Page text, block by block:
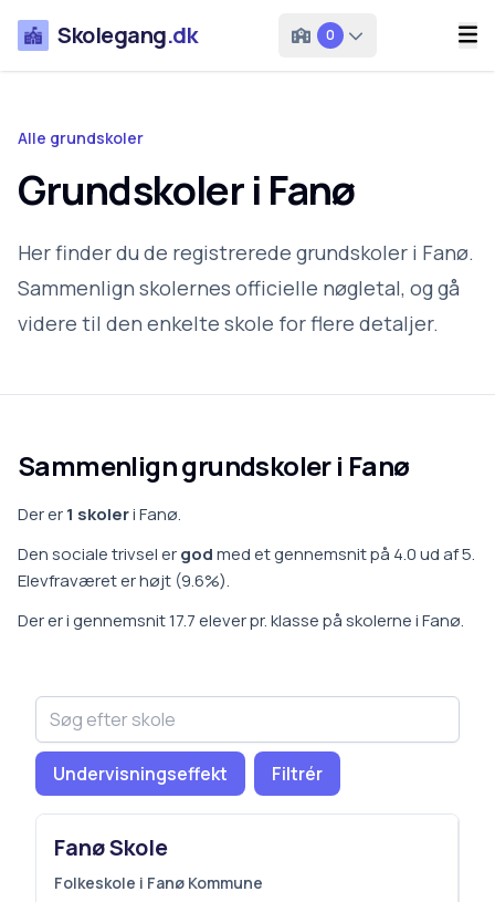
Skolegang.dk 0
Alle grundskoler
Grundskoler i Fanø
Her finder du de registrerede grundskoler i Fanø.
Sammenlign skolernes officielle nøgletal, og gå
videre til den enkelte skole for flere detaljer.
Sammenlign grundskoler i Fanø
Der er1 skoleriFanø.
Den sociale trivsel ergodmed et gennemsnit på 4.0ud af 5.
Elevfraværet erhøjt (9.6%).
Der er i gennemsnit17.7elever pr. klasse påskolerne iFanø.
Undervisningseffekt Filtrér
Fanø Skole
Folkeskole i Fanø Kommune